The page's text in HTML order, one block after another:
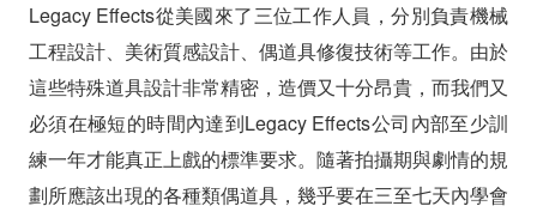
Legacy Effects從美國來了三位工作人員，分別負責機械
工程設計、美術質感設計、偶道具修復技術等工作。由於
這些特殊道具設計非常精密，造價又十分昂貴，而我們又
必須在極短的時間內達到Legacy Effects公司內部至少訓
練一年才能真正上戲的標準要求。隨著拍攝期與劇情的規
劃所應該出現的各種類偶道具，幾乎要在三至七天內學會